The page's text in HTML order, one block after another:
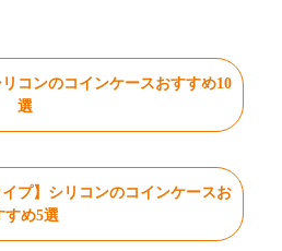
コンのコインケースおすすめ10
選
プ】シリコンのコインケースお
すめ5選